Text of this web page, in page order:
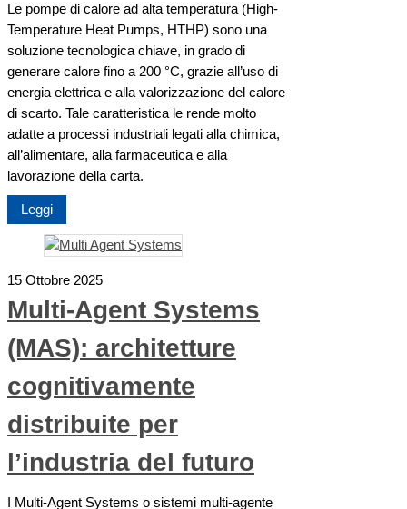
Le pompe di calore ad alta temperatura (High-
Temperature Heat Pumps, HTHP) sono una
soluzione tecnologica chiave, in grado di
generare calore fino a 200 °C, grazie all’uso di
energia elettrica e alla valorizzazione del calore
di scarto. Tale caratteristica le rende molto
adatte a processi industriali legati alla chimica,
all’alimentare, alla farmaceutica e alla
lavorazione della carta.
Leggi
15 Ottobre 2025
Multi-Agent Systems
(MAS): architetture
cognitivamente
distribuite per
l’industria del futuro
I Multi-Agent Systems o sistemi multi-agente